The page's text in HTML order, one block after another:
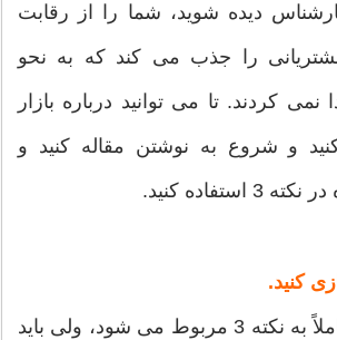
دیده شوید، شما را از رقابت
را جذب می کند که به نحو
نمی کردند. تا می توانید درباره بازار
و شروع به نوشتن مقاله کنید و
کنید.
با آنکه این نکته کاملاً به نکته 3 مربوط می شود، ولی باید